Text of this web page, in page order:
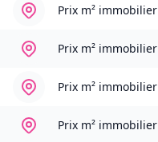
Prix m² immobilier
Prix m² immobilier
Prix m² immobilier
Prix m² immobilier